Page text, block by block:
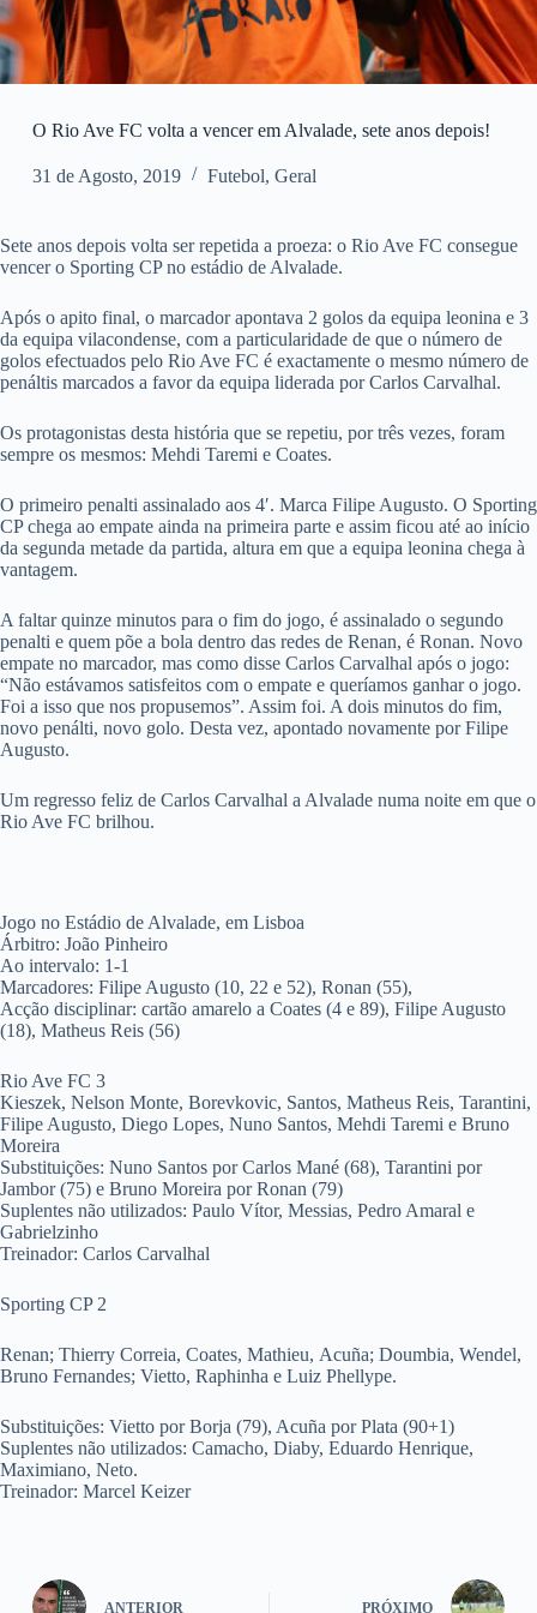
O Rio Ave FC volta a vencer em Alvalade, sete anos depois!
31 de Agosto, 2019 Futebol, Geral
Sete anos depois volta ser repetida a proeza: o Rio Ave FC consegue
vencer o Sporting CP no estádio de Alvalade.
Após o apito final, o marcador apontava 2 golos da equipa leonina e 3
da equipa vilacondense, com a particularidade de que o número de
golos efectuados pelo Rio Ave FC é exactamente o mesmo número de
penáltis marcados a favor da equipa liderada por Carlos Carvalhal.
Os protagonistas desta história que se repetiu, por três vezes, foram
sempre os mesmos: Mehdi Taremi e Coates.
O primeiro penalti assinalado aos 4′. Marca Filipe Augusto. O Sporting
CP chega ao empate ainda na primeira parte e assim ficou até ao início
da segunda metade da partida, altura em que a equipa leonina chega à
vantagem.
A faltar quinze minutos para o fim do jogo, é assinalado o segundo
penalti e quem põe a bola dentro das redes de Renan, é Ronan. Novo
empate no marcador, mas como disse Carlos Carvalhal após o jogo:
“Não estávamos satisfeitos com o empate e queríamos ganhar o jogo.
Foi a isso que nos propusemos”. Assim foi. A dois minutos do fim,
novo penálti, novo golo. Desta vez, apontado novamente por Filipe
Augusto.
Um regresso feliz de Carlos Carvalhal a Alvalade numa noite em que o
Rio Ave FC brilhou.
Jogo no Estádio de Alvalade, em Lisboa
Árbitro: João Pinheiro
Ao intervalo: 1-1
Marcadores: Filipe Augusto (10, 22 e 52), Ronan (55),
Acção disciplinar: cartão amarelo a Coates (4 e 89), Filipe Augusto
(18), Matheus Reis (56)
Rio Ave FC 3
Kieszek, Nelson Monte, Borevkovic, Santos, Matheus Reis, Tarantini,
Filipe Augusto, Diego Lopes, Nuno Santos, Mehdi Taremi e Bruno
Moreira
Substituições: Nuno Santos por Carlos Mané (68), Tarantini por
Jambor (75) e Bruno Moreira por Ronan (79)
Suplentes não utilizados: Paulo Vítor, Messias, Pedro Amaral e
Gabrielzinho
Treinador: Carlos Carvalhal
Sporting CP 2
Renan; Thierry Correia, Coates, Mathieu, Acuña; Doumbia, Wendel,
Bruno Fernandes; Vietto, Raphinha e Luiz Phellype.
Substituições: Vietto por Borja (79), Acuña por Plata (90+1)
Suplentes não utilizados: Camacho, Diaby, Eduardo Henrique,
Maximiano, Neto.
Treinador: Marcel Keizer
ANTERIOR PRÓXIMO